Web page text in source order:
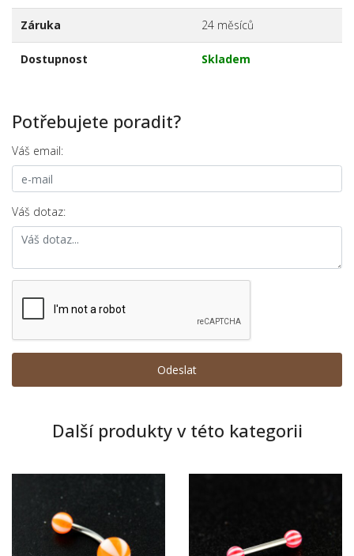
Záruka 24 měsíců
Dostupnost Skladem
Potřebujete poradit?
Váš email:
Váš dotaz:
Další produkty v této kategorii